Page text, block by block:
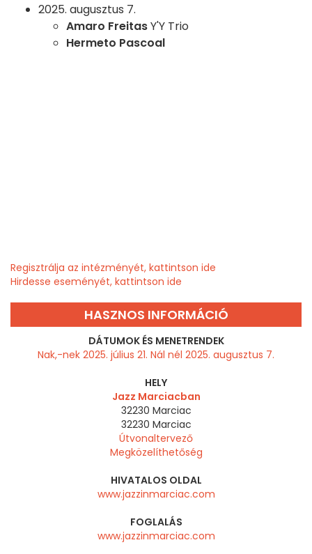
2025. augusztus 7.
Amaro FreitasY'Y Trio
Hermeto Pascoal
Regisztrálja az intézményét, kattintson ide
Hirdesse eseményét, kattintson ide
HASZNOS INFORMÁCIÓ
DÁTUMOK ÉS MENETRENDEK
Nak,-nek 2025. július 21. Nál nél 2025. augusztus 7.
HELY
Jazz Marciacban
32230 Marciac
32230 Marciac
Útvonaltervező
Megközelíthetőség
HIVATALOS OLDAL
www.jazzinmarciac.com
FOGLALÁS
www.jazzinmarciac.com